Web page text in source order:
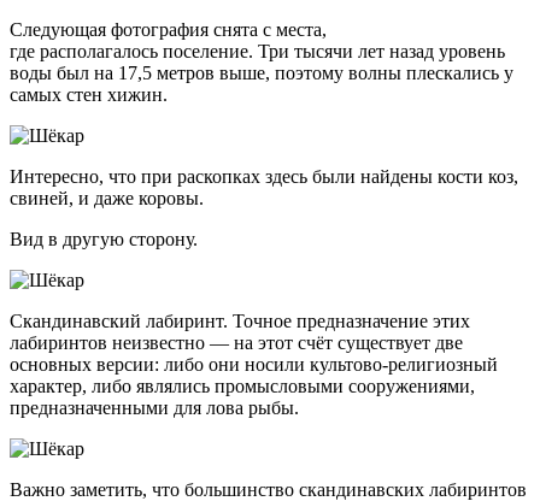
Следующая фотография снята с места,
где располагалось поселение. Три тысячи лет назад уровень
воды был на 17,5 метров выше, поэтому волны плескались у
самых стен хижин.
Интересно, что при раскопках здесь были найдены кости коз,
свиней, и даже коровы.
Вид в другую сторону.
Скандинавский лабиринт. Точное предназначение этих
лабиринтов неизвестно — на этот счёт существует две
основных версии: либо они носили культово-религиозный
характер, либо являлись промысловыми сооружениями,
предназначенными для лова рыбы.
Важно заметить, что большинство скандинавских лабиринтов